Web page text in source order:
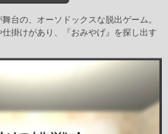
台の、オーソドックスな脱出ゲーム。
掛けがあり、『おみやげ』を探し出す